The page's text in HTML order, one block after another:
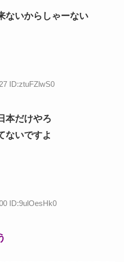
ないからしゃーない
ID:ztuFZlwS0
本だけやろ
ないですよ
ID:9ulOesHk0